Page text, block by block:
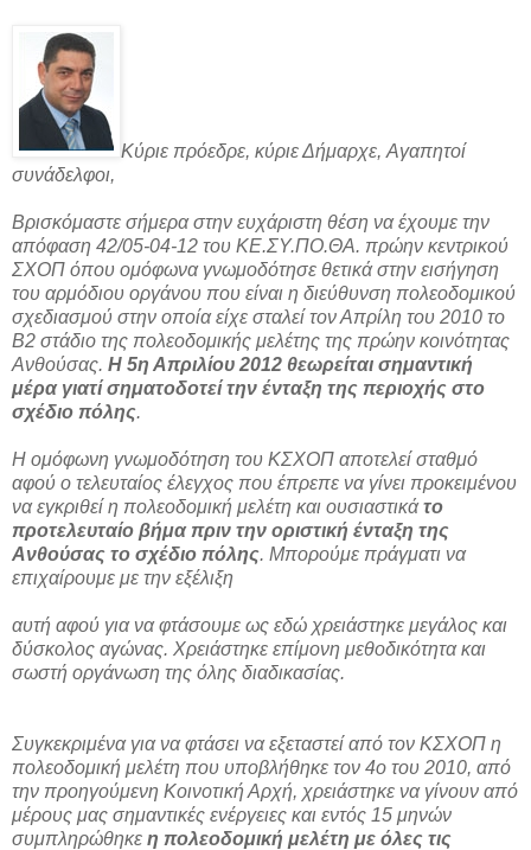
Κύριε πρόεδρε, κύριε Δήμαρχε, Aγαπητοί
συνάδελφοι,
Βρισκόμαστε σήμερα στην ευχάριστη θέση να έχουμε την
απόφαση 42/05-04-12 του KE.ΣΥ.ΠΟ.ΘΑ. πρώην κεντρικού
ΣΧΟΠ όπου ομόφωνα γνωμοδότησε θετικά στην εισήγηση
του αρμόδιου οργάνου που είναι η διεύθυνση πολεοδομικού
σχεδιασμού στην οποία είχε σταλεί τον Απρίλη του 2010 το
Β2 στάδιο της πολεοδομικής μελέτης της πρώην κοινότητας
Ανθούσας. Η 5η Απριλίου 2012 θεωρείται σημαντική
μέρα γιατί σηματοδοτεί την ένταξη της περιοχής στο
σχέδιο πόλης.
Η ομόφωνη γνωμοδότηση του ΚΣΧΟΠ αποτελεί σταθμό
αφού ο τελευταίος έλεγχος που έπρεπε να γίνει προκειμένου
να εγκριθεί η πολεοδομική μελέτη και ουσιαστικάτο
προτελευταίο βήμα πριν την οριστική ένταξη της
Ανθούσας το σχέδιο πόλης. Μπορούμε πράγματι να
επιχαίρουμε με την εξέλιξη
αυτή αφού για να φτάσουμε ως εδώ χρειάστηκε μεγάλος και
δύσκολος αγώνας. Χρειάστηκε επίμονη μεθοδικότητα και
σωστή οργάνωση της όλης διαδικασίας.
Συγκεκριμένα για να φτάσει να εξεταστεί από τον ΚΣΧΟΠ η
πολεοδομική μελέτη που υποβλήθηκε τον 4ο του 2010, από
την προηγούμενη Κοινοτική Αρχή, χρειάστηκε να γίνουν από
μέρους μας σημαντικές ενέργειες και εντός 15 μηνών
συμπληρώθηκε η πολεοδομική μελέτη με όλες τις